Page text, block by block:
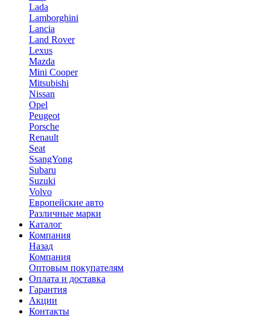
Lada
Lamborghini
Lancia
Land Rover
Lexus
Mazda
Mini Cooper
Mitsubishi
Nissan
Opel
Peugeot
Porsche
Renault
Seat
SsangYong
Subaru
Suzuki
Volvo
Европейские авто
Различные марки
Каталог
Компания
Назад
Компания
Оптовым покупателям
Оплата и доставка
Гарантия
Акции
Контакты